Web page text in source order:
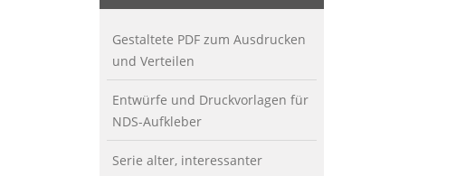
Gestaltete PDF zum Ausdrucken
und Verteilen
Entwürfe und Druckvorlagen für
NDS-Aufkleber
Serie alter, interessanter